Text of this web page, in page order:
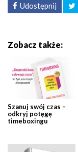
Udostępnij
Zobacz także:
Szanuj swój czas –
odkryj potęgę
timeboxingu